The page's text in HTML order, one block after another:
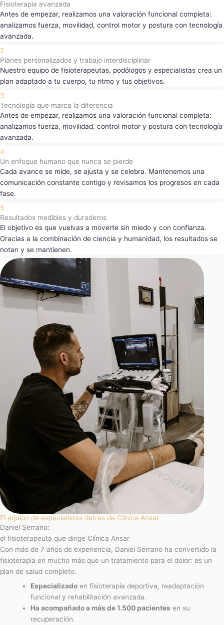
Fisioterapia avanzada
Antes de empezar, realizamos una valoración funcional completa:
analizamos fuerza, movilidad, control motor y postura con tecnología
avanzada.
2
Planes personalizados y trabajo interdisciplinar
Nuestro equipo de fisioterapeutas, podólogos y especialistas crea un
plan adaptado a tu cuerpo, tu ritmo y tus objetivos.
3
Tecnología que marca la diferencia
Antes de empezar, realizamos una valoración funcional completa:
analizamos fuerza, movilidad, control motor y postura con tecnología
avanzada.
4
Un enfoque humano que nunca se pierde
Cada avance se mide, se ajusta y se celebra. Mantenemos una
comunicación constante contigo y revisamos los progresos en cada
fase.
5
Resultados medibles y duraderos
El objetivo es que vuelvas a moverte sin miedo y con confianza.
Gracias a la combinación de ciencia y humanidad, los resultados se
notan y se mantienen.
El equipo de especialistas detrás de Clínica Ansar
Daniel Serrano:
el fisioterapeuta que dirige Clínica Ansar
Con más de 7 años de experiencia, Daniel Serrano ha convertido la
fisioterapia en mucho más que un tratamiento para el dolor: es un
plan de salud completo.
Especializado en fisioterapia deportiva, readaptación
funcional y rehabilitación avanzada.
Ha acompañado a más de 1.500 pacientes en su
recuperación.